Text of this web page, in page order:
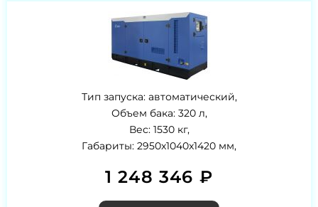
Тип запуска: автоматический,
Объем бака: 320 л,
Вес: 1530 кг,
Габариты: 2950x1040x1420 мм,
1 248 346 ₽